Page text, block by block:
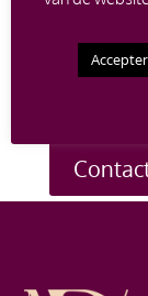
juweel.Heb
wil je een
dan contact